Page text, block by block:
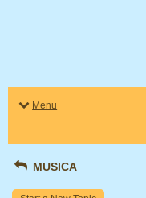
Menu
MUSICA